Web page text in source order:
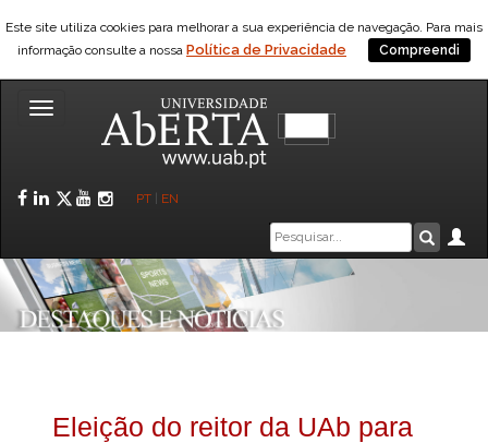
Este site utiliza cookies para melhorar a sua experiência de navegação. Para mais
informação consulte a nossa Política de Privacidade Compreendi
Toggle
Facebook
LinkedIn
Twitter
YouTube
Instagram
PT EN
Caixa
de
pesquisa
Eleição do reitor da UAb para